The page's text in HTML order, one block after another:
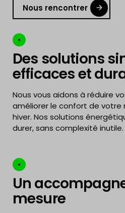
Nous rencontrer
Des solutions
efficaces et
Nous vous aidons à réduire
améliorer le confort de votre
hiver. Nos solutions
durer, sans complexité inutile.
Un
mesure